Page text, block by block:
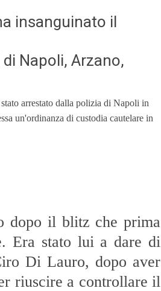
insanguinato il
Napoli, Arzano,
arrestato dalla polizia di Napoli in
un'ordinanza di custodia cautelare in
dopo il blitz che prima
Era stato lui a dare di
Di Lauro, dopo aver
riuscire a controllare il